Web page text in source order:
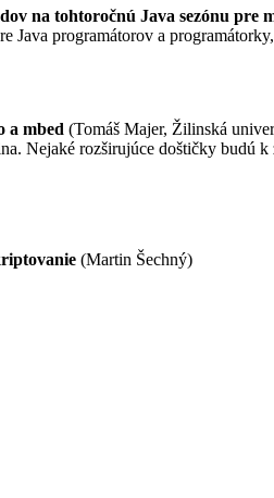
na tohtoročnú Java sezónu pre
Java programátorov a
a mbed (Tomáš Majer, Žilinská
Nejaké rozširujúce doštičky budú k
(Martin Šechný)